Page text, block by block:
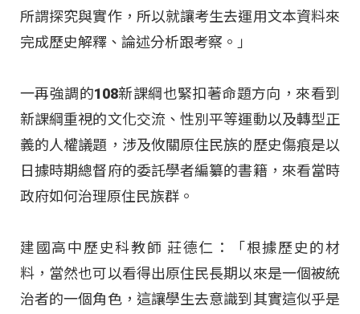
所謂探究與實作，所以就讓考生去運用文本資料來
完成歷史解釋、論述分析跟考察。」
一再強調的108新課綱也緊扣著命題方向，來看到
新課綱重視的文化交流、性別平等運動以及轉型正
義的人權議題，涉及攸關原住民族的歷史傷痕是以
日據時期總督府的委託學者編纂的書籍，來看當時
政府如何治理原住民族群。
建國高中歷史科教師 莊德仁：「根據歷史的材
料，當然也可以看得出原住民長期以來是一個被統
治者的一個角色，這讓學生去意識到其實這似乎是